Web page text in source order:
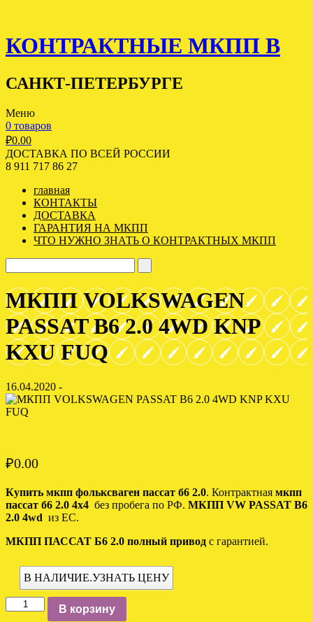
КОНТРАКТНЫЕ МКПП В
САНКТ-ПЕТЕРБУРГЕ
Меню
0 товаров
₽0.00
ДОСТАВКА ПО ВСЕЙ РОССИИ
8 911 717 86 27
главная
КОНТАКТЫ
ДОСТАВКА
ГАРАНТИЯ НА МКПП
ЧТО НУЖНО ЗНАТЬ О КОНТРАКТНЫХ МКПП
МКПП VOLKSWAGEN
PASSAT B6 2.0 4WD KNP
KXU FUQ
16.04.2020 -
₽0.00
Купить мкпп фольксваген пассат б6 2.0. Контрактная мкпп
пассат б6 2.0 4х4 без пробега по РФ. МКПП VW PASSAT B6
2.0 4wd из ЕС.
МКПП ПАССАТ Б6 2.0 полный привод с гарантией.
В НАЛИЧИЕ.УЗНАТЬ ЦЕНУ
Количество
МКПП
В корзину